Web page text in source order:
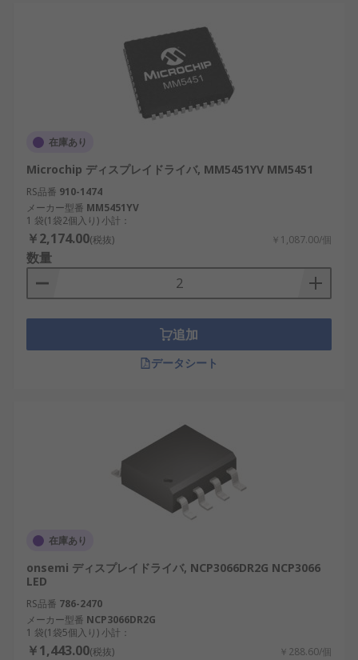
在庫あり
Microchip ディスプレイドライバ, MM5451YV MM5451
RS品番 910-1474
メーカー型番 MM5451YV
1 袋(1袋2個入り) 小計：
￥2,174.00(税抜) ￥1,087.00/個
数量
追加
データシート
在庫あり
onsemi ディスプレイドライバ, NCP3066DR2G NCP3066
LED
RS品番 786-2470
メーカー型番 NCP3066DR2G
1 袋(1袋5個入り) 小計：
￥1,443.00(税抜) ￥288.60/個